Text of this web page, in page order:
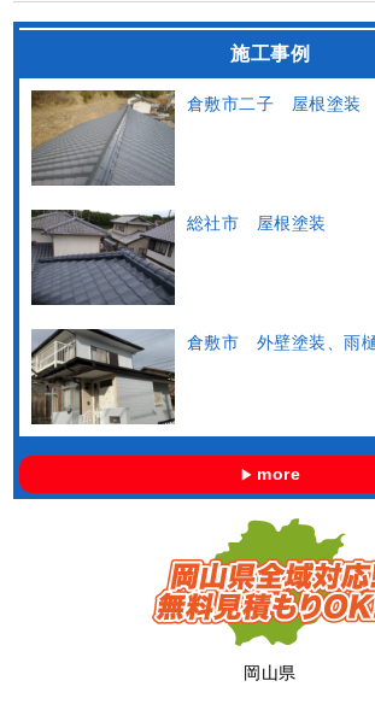
施工事例
倉敷市二子 屋根塗装
総社市 屋根塗装
倉敷市 外壁塗装、雨
more
岡山県